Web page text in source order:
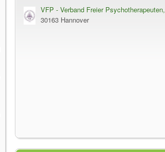
VFP - Verband Freier Psychotherapeuten,
Heilpraktiker für Psychotherapie und
30163 Hannover